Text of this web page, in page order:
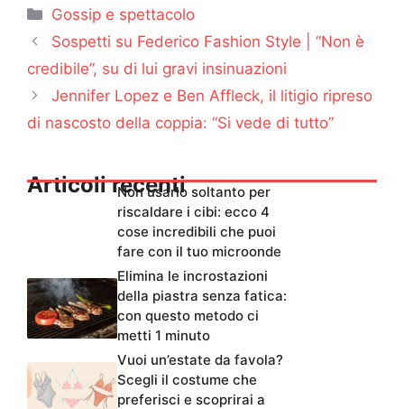
Categorie
Gossip e spettacolo
Sospetti su Federico Fashion Style | “Non è
credibile”, su di lui gravi insinuazioni
Jennifer Lopez e Ben Affleck, il litigio ripreso
di nascosto della coppia: “Si vede di tutto”
Articoli recentiNon usarlo soltanto per
riscaldare i cibi: ecco 4
cose incredibili che puoi
fare con il tuo microonde
Elimina le incrostazioni
della piastra senza fatica:
con questo metodo ci
metti 1 minuto
Vuoi un’estate da favola?
Scegli il costume che
preferisci e scoprirai a